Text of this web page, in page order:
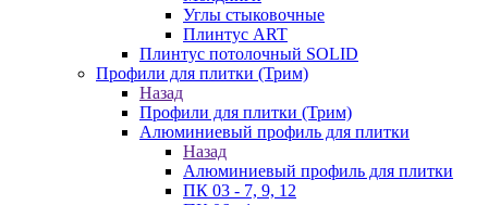
Углы стыковочные
Плинтус ART
Плинтус потолочный SOLID
Профили для плитки (Трим)
Назад
Профили для плитки (Трим)
Алюминиевый профиль для плитки
Назад
Алюминиевый профиль для плитки
ПК 03 - 7, 9, 12